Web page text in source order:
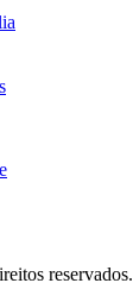
reservados.